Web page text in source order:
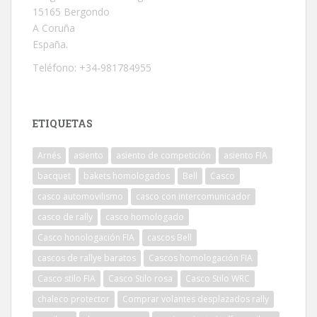
15165 Bergondo
A Coruña
España.
Teléfono: +34-981784955
ETIQUETAS
Arnés asiento asiento de competición
asiento FIA
bacquet
bakets homologados Bell
Casco
casco automovilismo
casco con intercomunicador
casco de rally
casco homologado
Casco honologación FIA
cascos Bell
cascos de rallye baratos
Cascos homologación FIA
Casco stilo FIA
Casco Stilo rosa
Casco Stilo WRC
chaleco protector
Comprar volantes desplazados rally